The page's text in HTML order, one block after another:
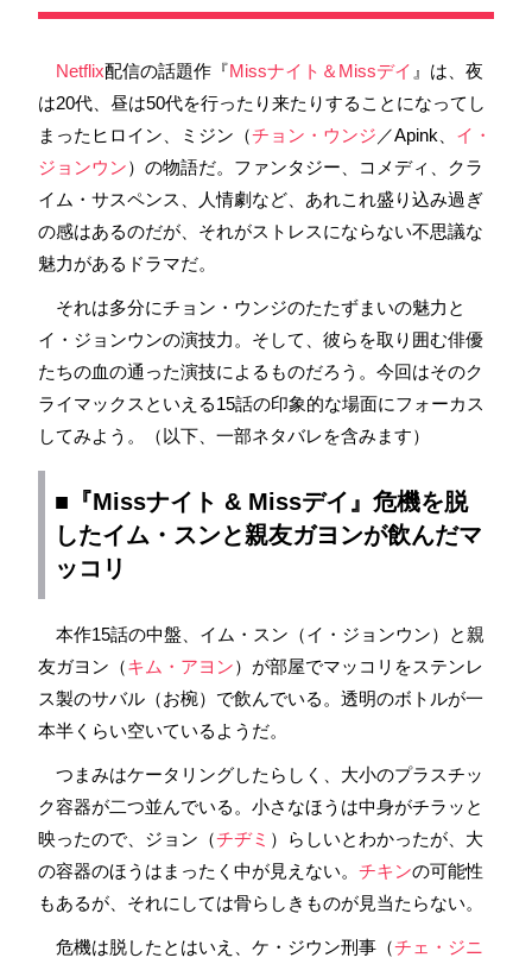
Netflix配信の話題作『Missナイト＆Missデイ 』は、夜
は20代、昼は50代を行ったり来たりすることになってし
まったヒロイン、ミジン（チョン・ウンジ ／Apink、 イ・
ジョンウン）の物語だ。ファンタジー、コメディ、クラ
イム・サスペンス、人情劇など、あれこれ盛り込み過ぎ
の感はあるのだが、それがストレスにならない不思議な
魅力があるドラマだ。
それは多分にチョン・ウンジのたたずまいの魅力と
イ・ジョンウンの演技力。そして、彼らを取り囲む俳優
たちの血の通った演技によるものだろう。今回はそのク
ライマックスといえる15話の印象的な場面にフォーカス
してみよう。（以下、一部ネタバレを含みます）
■『Missナイト & Missデイ』危機を脱
したイム・スンと親友ガヨンが飲んだマ
ッコリ
本作15話の中盤、イム・スン（イ・ジョンウン）と親
友ガヨン（キム・アヨン）が部屋でマッコリをステンレ
ス製のサバル（お椀）で飲んでいる。透明のボトルが一
本半くらい空いているようだ。
つまみはケータリングしたらしく、大小のプラスチッ
ク容器が二つ並んでいる。小さなほうは中身がチラッと
映ったので、ジョン（チヂミ ）らしいとわかったが、大
の容器のほうはまったく中が見えない。 チキンの可能性
もあるが、それにしては骨らしきものが見当たらない。
危機は脱したとはいえ、ケ・ジウン刑事（チェ・ジニ